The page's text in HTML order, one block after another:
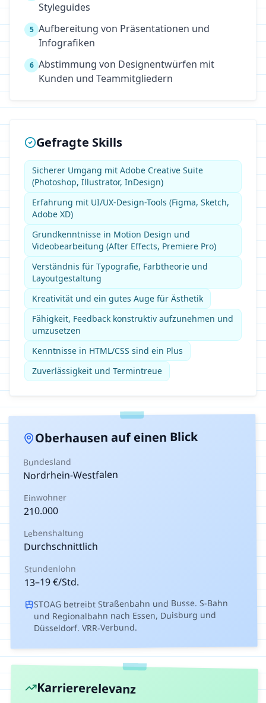
Styleguides
5 Aufbereitung von Präsentationen und
Infografiken
6 Abstimmung von Designentwürfen mit
Kunden und Teammitgliedern
Gefragte Skills
Sicherer Umgang mit Adobe Creative Suite
(Photoshop, Illustrator, InDesign)
Erfahrung mit UI/UX-Design-Tools (Figma, Sketch,
Adobe XD)
Grundkenntnisse in Motion Design und
Videobearbeitung (After Effects, Premiere Pro)
Verständnis für Typografie, Farbtheorie und
Layoutgestaltung
Kreativität und ein gutes Auge für Ästhetik
Fähigkeit, Feedback konstruktiv aufzunehmen und
umzusetzen
Kenntnisse in HTML/CSS sind ein Plus
Zuverlässigkeit und Termintreue
Oberhausen auf einen Blick
Bundesland
Nordrhein-Westfalen
Einwohner
210.000
Lebenshaltung
Durchschnittlich
Stundenlohn
13–19€/Std.
STOAG betreibt Straßenbahn und Busse. S-Bahn
und Regionalbahn nach Essen, Duisburg und
Düsseldorf. VRR-Verbund.
Karriererelevanz